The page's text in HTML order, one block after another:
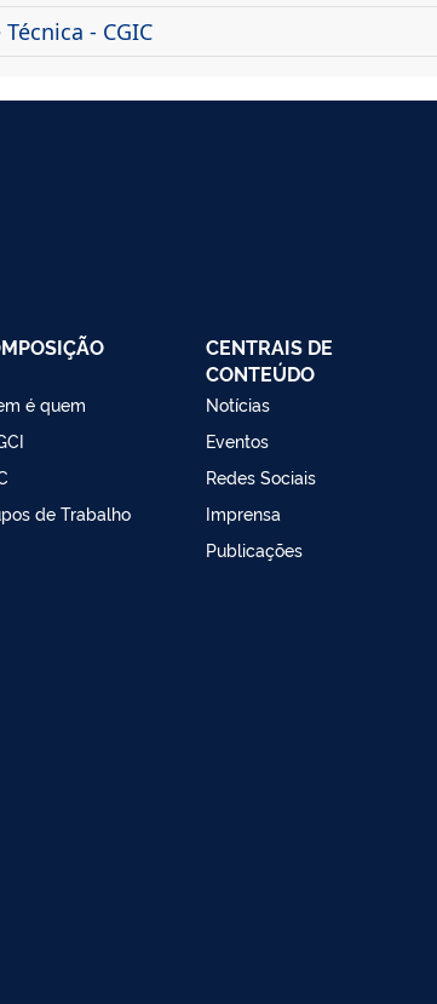
- CGIC
é quem
de Trabalho
CENTRAIS DE
CONTEÚDO
Notícias
Eventos
Redes Sociais
Imprensa
Publicações